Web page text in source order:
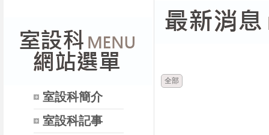
室設科簡介
室設科記事
全部